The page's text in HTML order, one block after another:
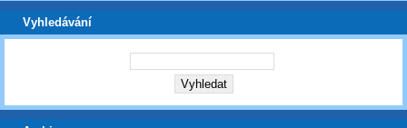
Vyhledávání